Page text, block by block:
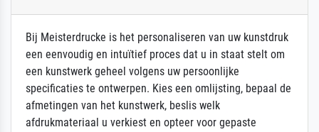
Bij Meisterdrucke is het personaliseren van uw kunstdruk
een eenvoudig en intuïtief proces dat u in staat stelt om
een kunstwerk geheel volgens uw persoonlijke
specificaties te ontwerpen. Kies een omlijsting, bepaal de
afmetingen van het kunstwerk, beslis welk
afdrukmateriaal u verkiest en opteer voor gepaste